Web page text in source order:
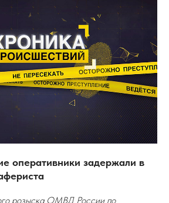
оперативники задержали в
розыска ОМВД России по